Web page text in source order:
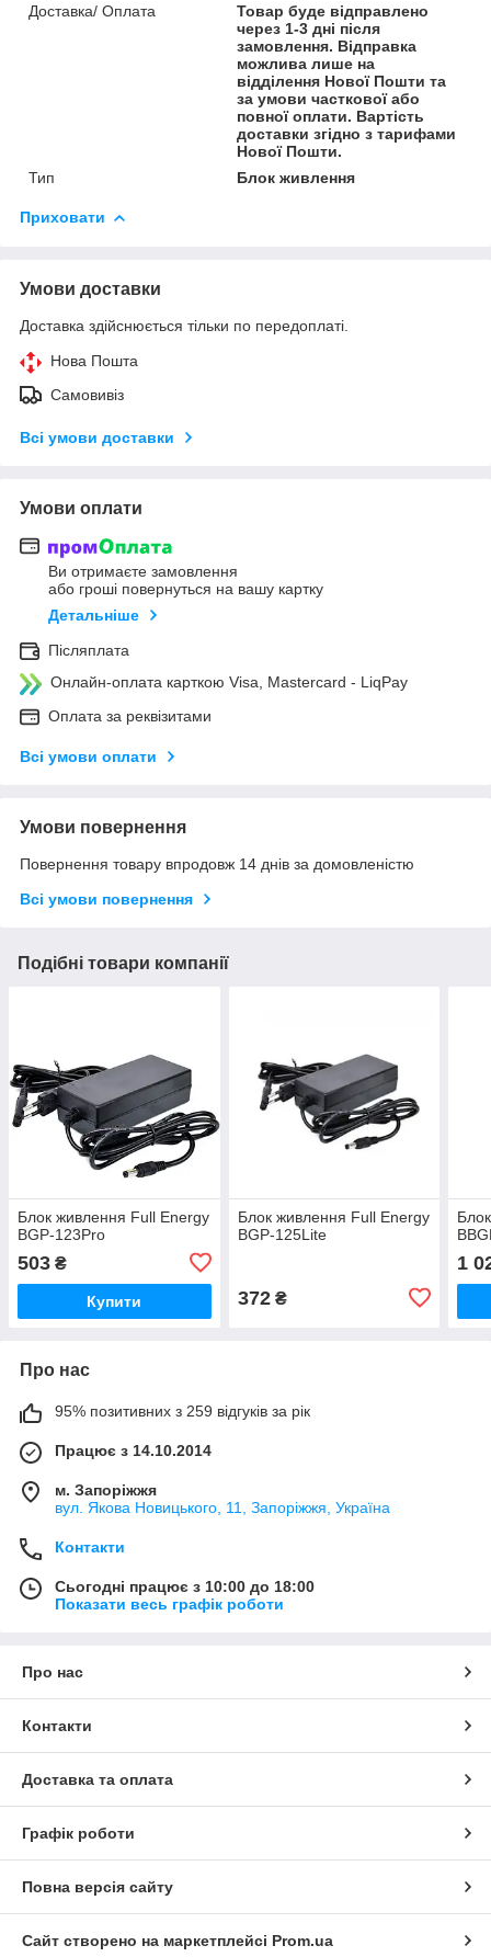
Доставка/ Оплата
Товар буде відправлено
через 1-3 дні після
замовлення. Відправка
можлива лише на
відділення Нової Пошти та
за умови часткової або
повної оплати. Вартість
доставки згідно з тарифами
Нової Пошти.
Тип
Блок живлення
Приховати
Умови доставки
Доставка здійснюється тільки по передоплаті.
Нова Пошта
Самовивіз
Всі умови доставки
Умови оплати
Ви отримаєте замовлення
або гроші повернуться на вашу картку
Детальніше
Післяплата
Онлайн-оплата карткою Visa, Mastercard - LiqPay
Оплата за реквізитами
Всі умови оплати
Умови повернення
Повернення товару впродовж 14 днів за домовленістю
Всі умови повернення
Подібні товари компанії
Блок живлення Full Energy
BGP-123Pro
503 ₴
Купити
Блок живлення Full Energy
BGP-125Lite
372₴
1
Про нас
95% позитивних з 259 відгуків за рік
Працює з 14.10.2014
м. Запоріжжя
вул. Якова Новицького, 11, Запоріжжя, Україна
Контакти
Сьогодні працює з 10:00 до 18:00
Показати весь графік роботи
Про нас
Контакти
Доставка та оплата
Графік роботи
Повна версія сайту
Сайт створено на маркетплейсі Prom.ua